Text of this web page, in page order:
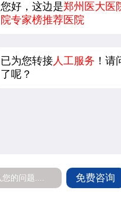
您好，这边是郑州医大医
院专家榜推荐医院
已为您转接 人工服务 ！请
了呢？
免费咨询